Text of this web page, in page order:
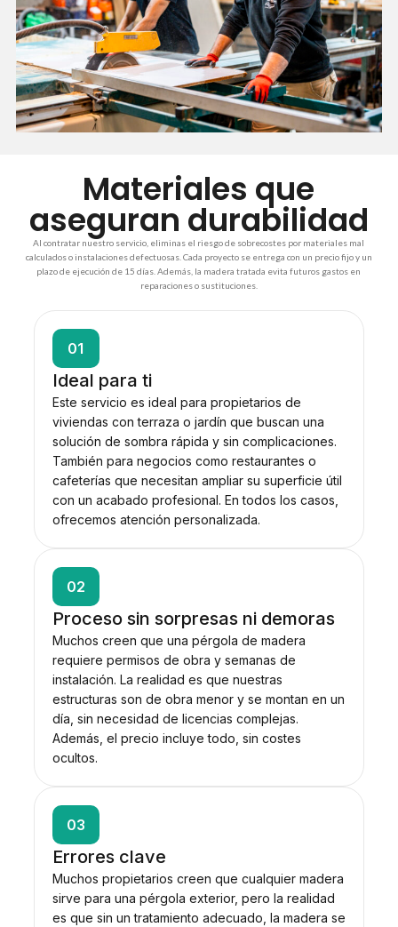
Materiales que
aseguran durabilidad
Al contratar nuestro servicio, eliminas el riesgo de sobrecostes por materiales mal
calculados o instalaciones defectuosas. Cada proyecto se entrega con un precio fijo y un
plazo de ejecución de 15 días. Además, la madera tratada evita futuros gastos en
reparaciones o sustituciones.
01
Ideal para ti
Este servicio es ideal para propietarios de
viviendas con terraza o jardín que buscan una
solución de sombra rápida y sin complicaciones.
También para negocios como restaurantes o
cafeterías que necesitan ampliar su superficie útil
con un acabado profesional. En todos los casos,
ofrecemos atención personalizada.
02
Proceso sin sorpresas ni demoras
Muchos creen que una pérgola de madera
requiere permisos de obra y semanas de
instalación. La realidad es que nuestras
estructuras son de obra menor y se montan en un
día, sin necesidad de licencias complejas.
Además, el precio incluye todo, sin costes
ocultos.
03
Errores clave
Muchos propietarios creen que cualquier madera
sirve para una pérgola exterior, pero la realidad
es que sin un tratamiento adecuado, la madera se